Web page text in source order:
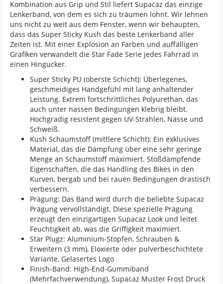
Kombination aus Grip und Stil liefert Supacaz das einzige
Lenkerband, von dem es sich zu träumen lohnt. Wir lehnen
uns nicht zu weit aus dem Fenster, wenn wir behaupten,
dass das Super Sticky Kush das beste Lenkerband aller
Zeiten ist. Mit einer Explosion an Farben und auffälligen
Grafiken verwandelt die Star Fade Serie jedes Fahrrad in
einen Hingucker.
Super Sticky PU (oberste Schicht): Überlegenes,
geschmeidiges Handgefühl mit lang anhaltender
Leistung. Extrem fortschrittliches Polyurethan, das
auch unter nassen Bedingungen klebrig bleibt.
Hochgradig resistent gegen UV-Strahlen, Nässe und
Schweiß.
Kush Schaumstoff (mittlere Schicht): Ein exklusives
Material, das die Dämpfung über eine sehr geringe
Menge an Schaumstoff maximiert. Stoßdämpfende
Eigenschaften, die das Handling des Bikes in den
Kurven, bergab und bei rauen Bedingungen drastisch
verbessern.
Prägung: Das Band wird durch die beliebte Supacaz
Prägung vervollständigt. Diese spezielle Prägung
erzeugt den einzigartigen Supacaz Look und leitet
Feuchtigkeit ab, was die Griffigkeit maximiert.
Star Plugz: Aluminium-Stopfen, Schrauben &
Erweitern (3 mm), Eloxierte oder pulverbeschichtete
Variante, Gelasertes Logo
Finish-Band: High-End-Gummiband
(Mehrfachverwendung), Supacaz Muster Frost Druck